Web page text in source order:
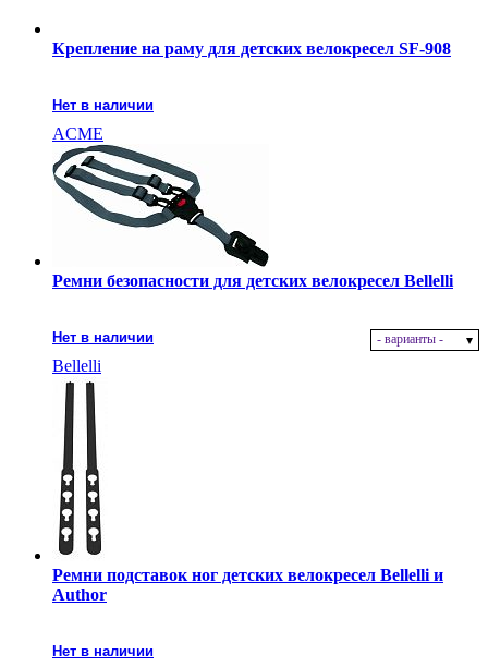
Крепление на раму для детских велокресел SF-908
Нет в наличии
ACME
Ремни безопасности для детских велокресел Bellelli
Нет в наличии - варианты -
Bellelli
Ремни подставок ног детских велокресел Bellelli и
Author
Нет в наличии